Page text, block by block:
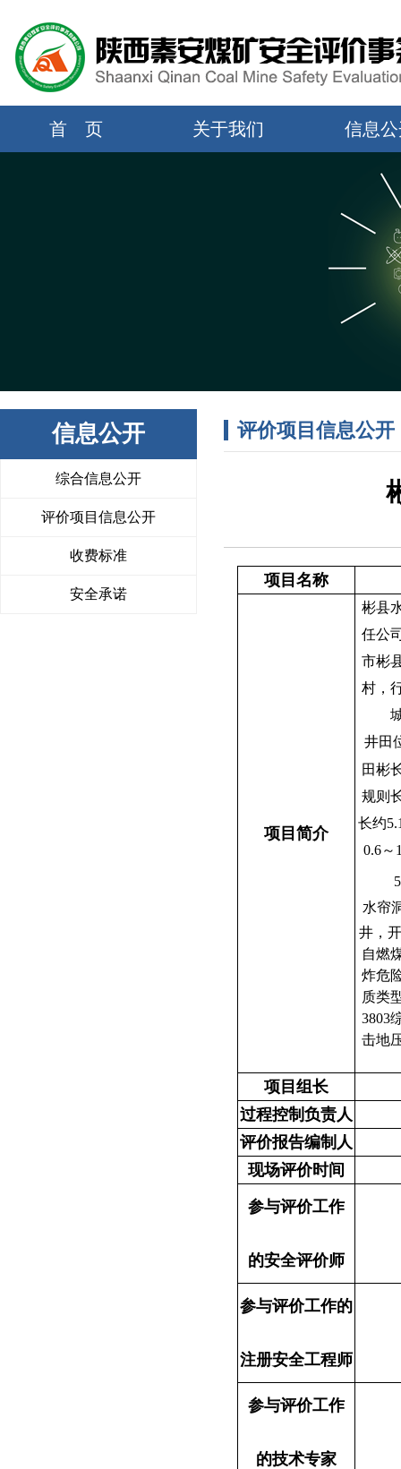
首 页 关于我们 信息
信息公开
综合信息公开
评价项目信息公开
收费标准
安全承诺
评价项目信息公开
项目名称
项目简介
彬县
任公
市彬
村，
井田
田彬
规则
长约
0.6～
水帘
井，
自燃
炸危
质类
3803
击地
项目组长
过程控制负责人
评价报告编制人
现场评价时间
参与评价工作
的安全评价师
参与评价工作的
注册安全工程师
参与评价工作
的技术专家